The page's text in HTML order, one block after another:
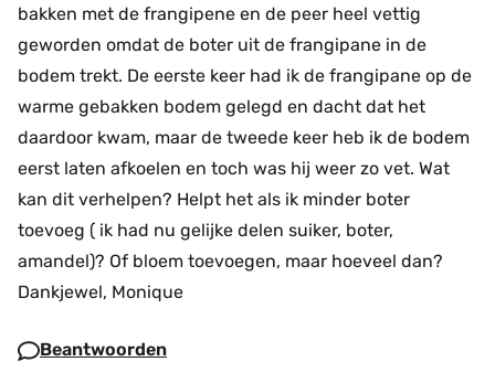
bakken met de frangipene en de peer heel vettig
geworden omdat de boter uit de frangipane in de
bodem trekt. De eerste keer had ik de frangipane op de
warme gebakken bodem gelegd en dacht dat het
daardoor kwam, maar de tweede keer heb ik de bodem
eerst laten afkoelen en toch was hij weer zo vet. Wat
kan dit verhelpen? Helpt het als ik minder boter
toevoeg ( ik had nu gelijke delen suiker, boter,
amandel)? Of bloem toevoegen, maar hoeveel dan?
Dankjewel, Monique
Beantwoorden